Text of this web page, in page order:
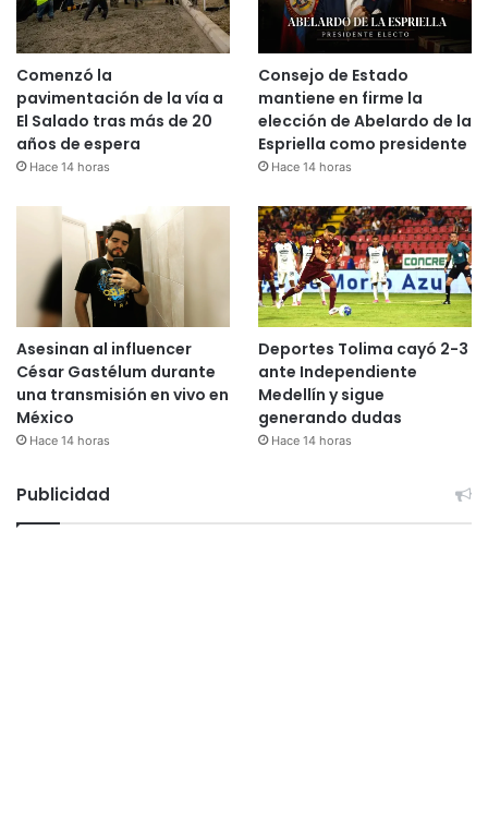
Comenzó la
pavimentación de la vía a
El Salado tras más de 20
años de espera
Hace 14 horas
Consejo de Estado
mantiene en firme la
elección de Abelardo de la
Espriella como presidente
Hace 14 horas
Asesinan al influencer
César Gastélum durante
una transmisión en vivo en
México
Hace 14 horas
Deportes Tolima cayó 2-3
ante Independiente
Medellín y sigue
generando dudas
Hace 14 horas
Publicidad